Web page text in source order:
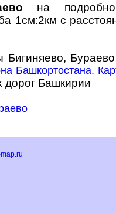
на
1см:2км с
Бигиняево,
Башкортостана.
дорог Башкирии